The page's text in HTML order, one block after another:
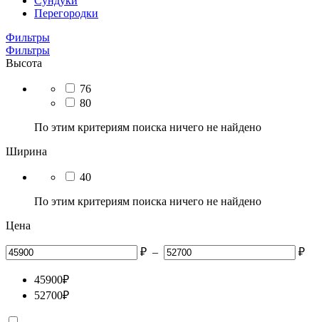
Перегородки
Фильтры
Фильтры
Высота
76
80
По этим критериям поиска ничего не найдено
Ширина
40
По этим критериям поиска ничего не найдено
Цена
₽ – ₽
45900₽
52700₽